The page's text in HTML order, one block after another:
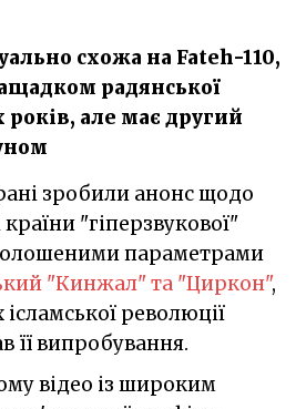
схожа на Fateh-110,
радянської
але має другий
"гіперзвукової"
параметрами
"Кинжал" та "Циркон",
революції
її випробування.
відео із широким